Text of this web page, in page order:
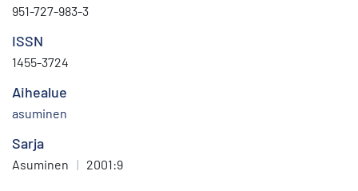
951-727-983-3
ISSN
1455-3724
Aihealue
asuminen
Sarja
Asuminen | 2001:9